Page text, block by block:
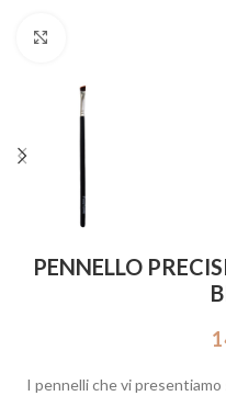
PENNELLO
I pennelli che vi